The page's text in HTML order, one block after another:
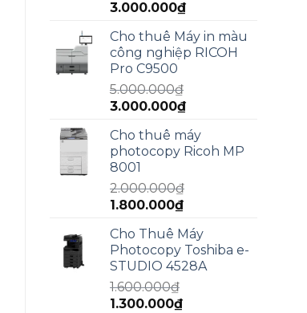
Giá
là:
5.000.000₫.
3.000.000₫Giá
tại
là:
Cho thuê Máy in màu
công nghiệp RICOH
Pro C9500
5.000.000₫
Giá
là:
5.000.000₫.
3.000.000₫Giá
tại
là:
Cho thuê máy
photocopy Ricoh MP
8001
2.000.000₫
Giá
là:
2.000.000₫.
1.800.000₫Giá
tại
là:
1.800.000₫.
Cho Thuê Máy
Photocopy Toshiba e-
STUDIO 4528A
1.600.000₫
Giá
1.300.000₫Giá